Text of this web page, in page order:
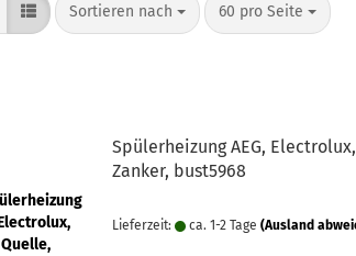
Niveauregler
Sortieren nach
Sortieren nach 60 pro Seite
pro Seite
Spülerheizung AEG,
Zanker, bust5968
Lieferzeit: ca. 1-2 Tage (Ausland